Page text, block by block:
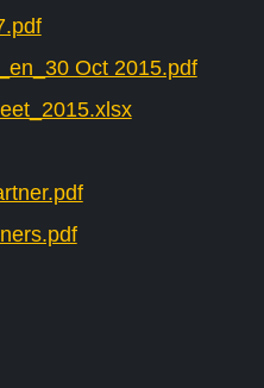
Oct 2015.pdf